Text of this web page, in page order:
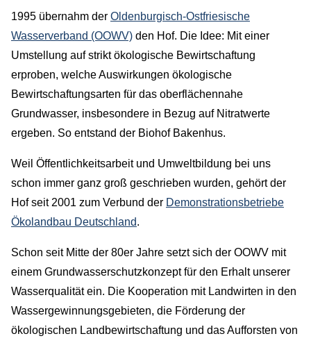
1995 übernahm der Oldenburgisch-Ostfriesische
Wasserverband (OOWV) den Hof. Die Idee: Mit einer
Umstellung auf strikt ökologische Bewirtschaftung
erproben, welche Auswirkungen ökologische
Bewirtschaftungsarten für das oberflächennahe
Grundwasser, insbesondere in Bezug auf Nitratwerte
ergeben. So entstand der Biohof Bakenhus.
Weil Öffentlichkeitsarbeit und Umweltbildung bei uns
schon immer ganz groß geschrieben wurden, gehört der
Hof seit 2001 zum Verbund der Demonstrationsbetriebe
Ökolandbau Deutschland.
Schon seit Mitte der 80er Jahre setzt sich der OOWV mit
einem Grundwasserschutzkonzept für den Erhalt unserer
Wasserqualität ein. Die Kooperation mit Landwirten in den
Wassergewinnungsgebieten, die Förderung der
ökologischen Landbewirtschaftung und das Aufforsten von